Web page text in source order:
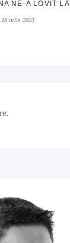
NE-A LOVIT
28 iulie 2023